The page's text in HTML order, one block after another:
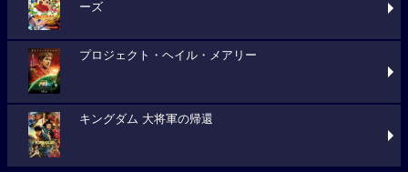
ーズ
プロジェクト・ヘイル・メアリー
キングダム 大将軍の帰還